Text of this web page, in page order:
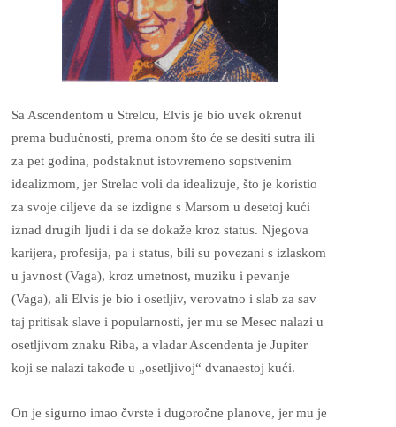
Sa Ascendentom u Strelcu, Elvis je bio uvek okrenut
prema budućnosti, prema onom što će se desiti sutra ili
za pet godina, podstaknut istovremeno sopstvenim
idealizmom, jer Strelac voli da idealizuje, što je koristio
za svoje ciljeve da se izdigne s Marsom u desetoj kući
iznad drugih ljudi i da se dokaže kroz status. Njegova
karijera, profesija, pa i status, bili su povezani s izlaskom
u javnost (Vaga), kroz umetnost, muziku i pevanje
(Vaga), ali Elvis je bio i osetljiv, verovatno i slab za sav
taj pritisak slave i popularnosti, jer mu se Mesec nalazi u
osetljivom znaku Riba, a vladar Ascendenta je Jupiter
koji se nalazi takođe u „osetljivoj“ dvanaestoj kući.
On je sigurno imao čvrste i dugoročne planove, jer mu je